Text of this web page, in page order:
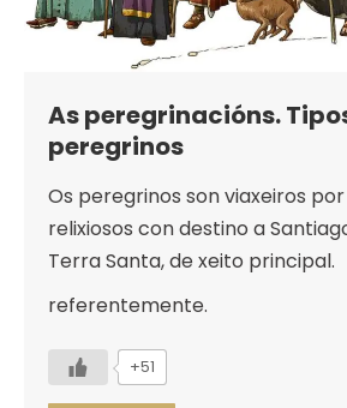
As peregrinacións.
peregrinos
Os peregrinos son viaxeiros
relixiosos con destino a
Terra Santa, de xeito principal.
referentemente.
+51